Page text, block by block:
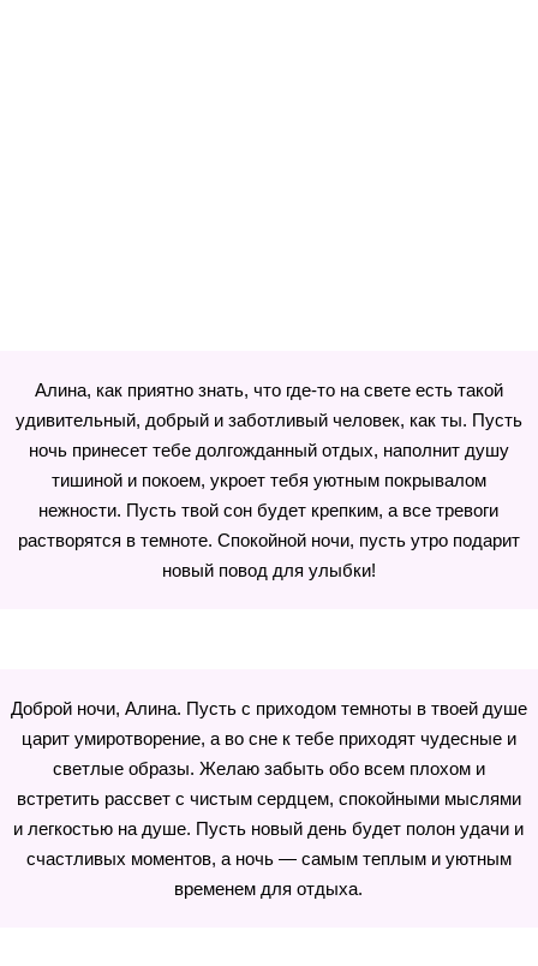
Алина, как приятно знать, что где-то на свете есть такой
удивительный, добрый и заботливый человек, как ты. Пусть
ночь принесет тебе долгожданный отдых, наполнит душу
тишиной и покоем, укроет тебя уютным покрывалом
нежности. Пусть твой сон будет крепким, а все тревоги
растворятся в темноте. Спокойной ночи, пусть утро подарит
новый повод для улыбки!
Доброй ночи, Алина. Пусть с приходом темноты в твоей душе
царит умиротворение, а во сне к тебе приходят чудесные и
светлые образы. Желаю забыть обо всем плохом и
встретить рассвет с чистым сердцем, спокойными мыслями
и легкостью на душе. Пусть новый день будет полон удачи и
счастливых моментов, а ночь — самым теплым и уютным
временем для отдыха.